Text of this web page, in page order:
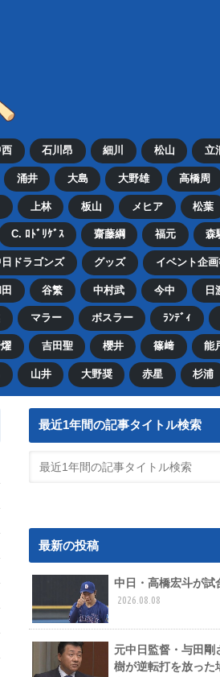
石川昂 細川 松山 立
涌井 大島 大野雄 高橋周
上林 板山 メヒア 松葉
C. ﾛﾄﾞﾘｹﾞｽ 齋藤綱 福元 森
ドラゴンズ グッズ イベント企
谷繁 中村武 今中 日
マラー ボスラー ﾗﾝﾃﾞｨ
吉田聖 櫻井 篠﨑 能
山井 大野奨 赤星 杉浦
最近1年間の記事タイトル検索
最新の投稿
中日・高橋宏斗が試
2026.08.08
元中日監督・与田剛
樹が逆転打を放った